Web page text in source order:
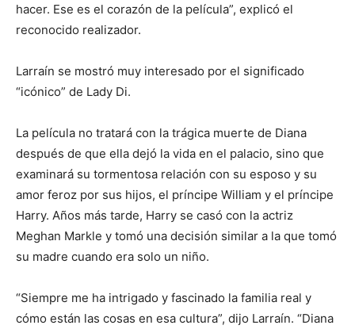
hacer. Ese es el corazón de la película”, explicó el
reconocido realizador.
Larraín se mostró muy interesado por el significado
“icónico” de Lady Di.
La película no tratará con la trágica muerte de Diana
después de que ella dejó la vida en el palacio, sino que
examinará su tormentosa relación con su esposo y su
amor feroz por sus hijos, el príncipe William y el príncipe
Harry. Años más tarde, Harry se casó con la actriz
Meghan Markle y tomó una decisión similar a la que tomó
su madre cuando era solo un niño.
“Siempre me ha intrigado y fascinado la familia real y
cómo están las cosas en esa cultura”, dijo Larraín. “Diana